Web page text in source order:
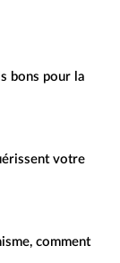
bons pour la
votre
comment